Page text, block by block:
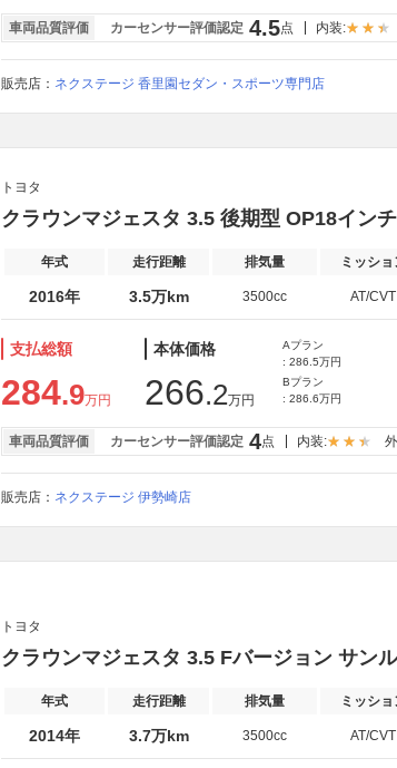
車両品質評価 カーセンサー評価認定 4.5点 内装:
販売店： ネクステージ 香里園セダン・スポーツ専門店
トヨタ
クラウンマジェスタ 3.5 後期型 OP18イン
年式 走行距離 排気量 ミッショ
2016年 3.5万km 3500cc AT/CVT
支払総額
284.9万円
本体価格
266.2万円
Aプラン
: 286.5万円
Bプラン
: 286.6万円
車両品質評価 カーセンサー評価認定 4点 内装:
販売店： ネクステージ 伊勢崎店
トヨタ
クラウンマジェスタ 3.5 Fバージョン サン
年式 走行距離 排気量 ミッショ
2014年 3.7万km 3500cc AT/CVT